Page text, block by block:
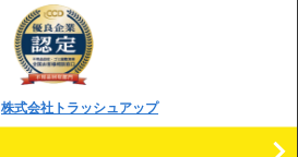
株式会社トラッシュアップ